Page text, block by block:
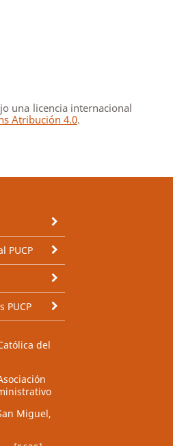
una licencia internacional
Atribución 4.0.
PUCP
PUCP
del
Miguel,